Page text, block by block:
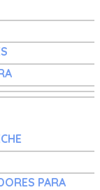
PARA